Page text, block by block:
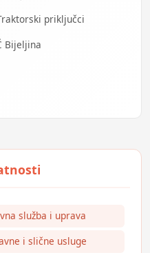
priključci
Bijeljina
služba i uprava
i slične usluge